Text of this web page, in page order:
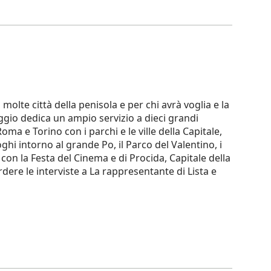
città della penisola e per chi avrà voglia e la
dedica un ampio servizio a dieci grandi
e Torino con i parchi e le ville della Capitale,
intorno al grande Po, il Parco del Valentino, i
la Festa del Cinema e di Procida, Capitale della
le interviste a La rappresentante di Lista e